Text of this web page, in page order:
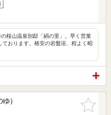
桜山温泉別邸「絹の里」。早く営業
ております。格安の岩盤浴、程よく昭
お気に入
りに追加
）